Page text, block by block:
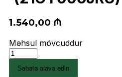
1.540,00 ₼
Məhsul mövcuddur
Noutbuk
ThinkBook
Səbətə əlavə edin